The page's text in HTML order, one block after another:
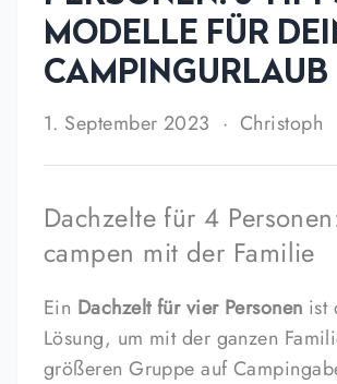
MODELLE FÜR
CAMPINGURLAUB
1. September 2023 · Christoph
Dachzelte für 4
campen mit der Familie
Ein Dachzelt für vier Personen ist
Lösung, um mit der ganzen
größeren Gruppe auf